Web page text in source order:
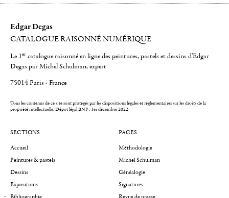
Edgar Degas
CATALOGUE RAISONNÉ NUMÉRIQUE
Le 1er catalogue raisonné en ligne des peintures, pastels et dessins d'Edgar
Degas par Michel Schulman, expert
75014 Paris - France
Tous les contenus de ce site sont protégés par les dispositions légales et réglementaires sur les droits de la
propriété intellectuelle.Dépot légal BNF : 1er décembre 2022
SECTIONS
Accueil
Peintures & pastels
Dessins
Expositions
PAGES
Méthodologie
Michel Schulman
Généalogie
Signatures